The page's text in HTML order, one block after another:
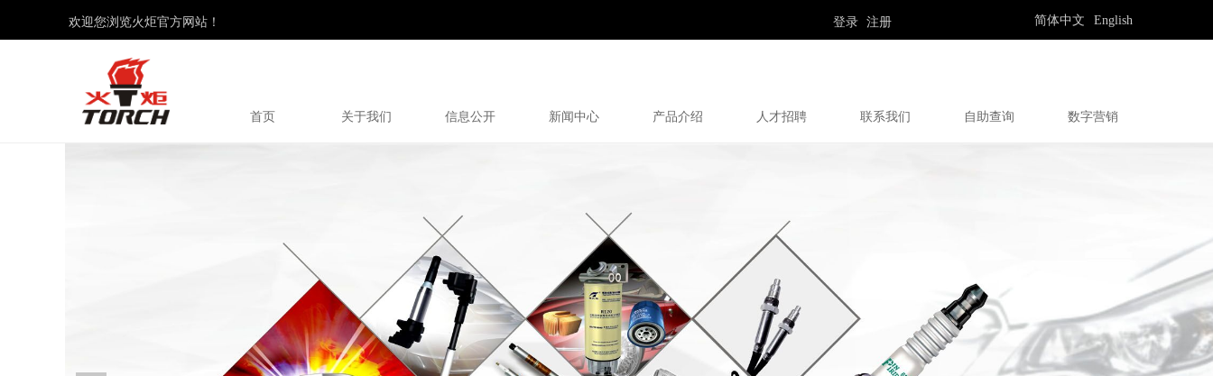
首页 关于我们 信息公开 新闻中心 产品介绍 人才招聘 联系我们 自助查询 数字营销
登录 注册 简体中文 English
欢迎您浏览火炬官方网站！